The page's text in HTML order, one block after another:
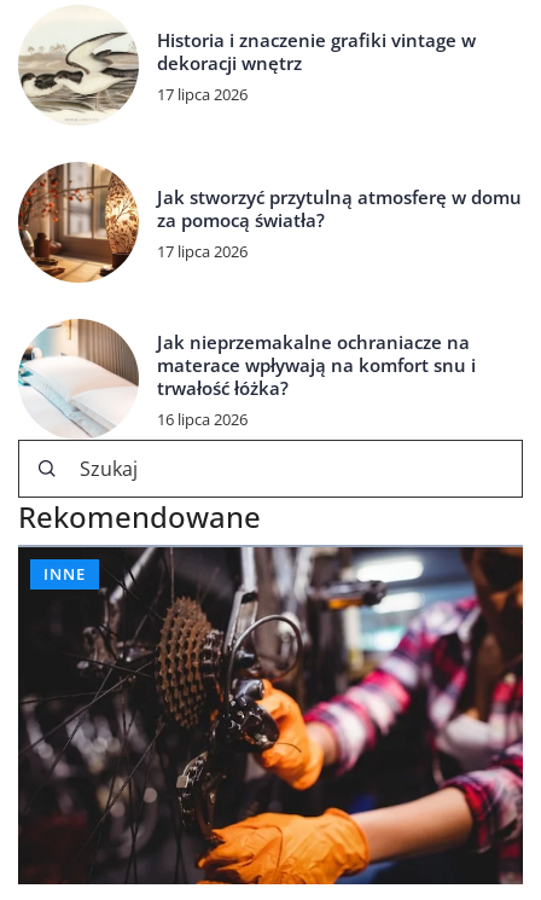
Historia i znaczenie grafiki vintage w
dekoracji wnętrz
17 lipca 2026
Jak stworzyć przytulną atmosferę w domu
za pomocą światła?
17 lipca 2026
Jak nieprzemakalne ochraniacze na
materace wpływają na komfort snu i
trwałość łóżka?
16 lipca 2026
Rekomendowane
INNE